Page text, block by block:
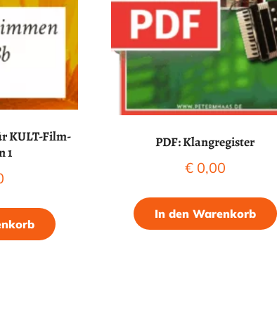
KULT-Film-
1
PDF: Klangregister
€0,00
In den Warenkorb